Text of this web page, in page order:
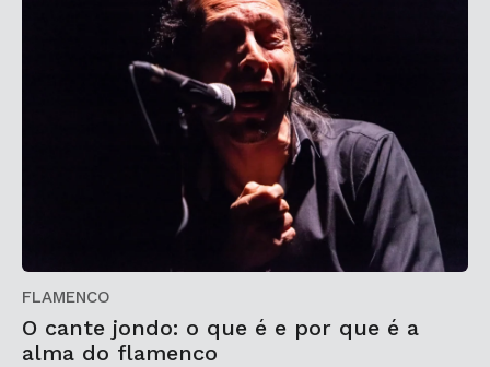
FLAMENCO
O cante jondo: o que é e por que é a
alma do flamenco